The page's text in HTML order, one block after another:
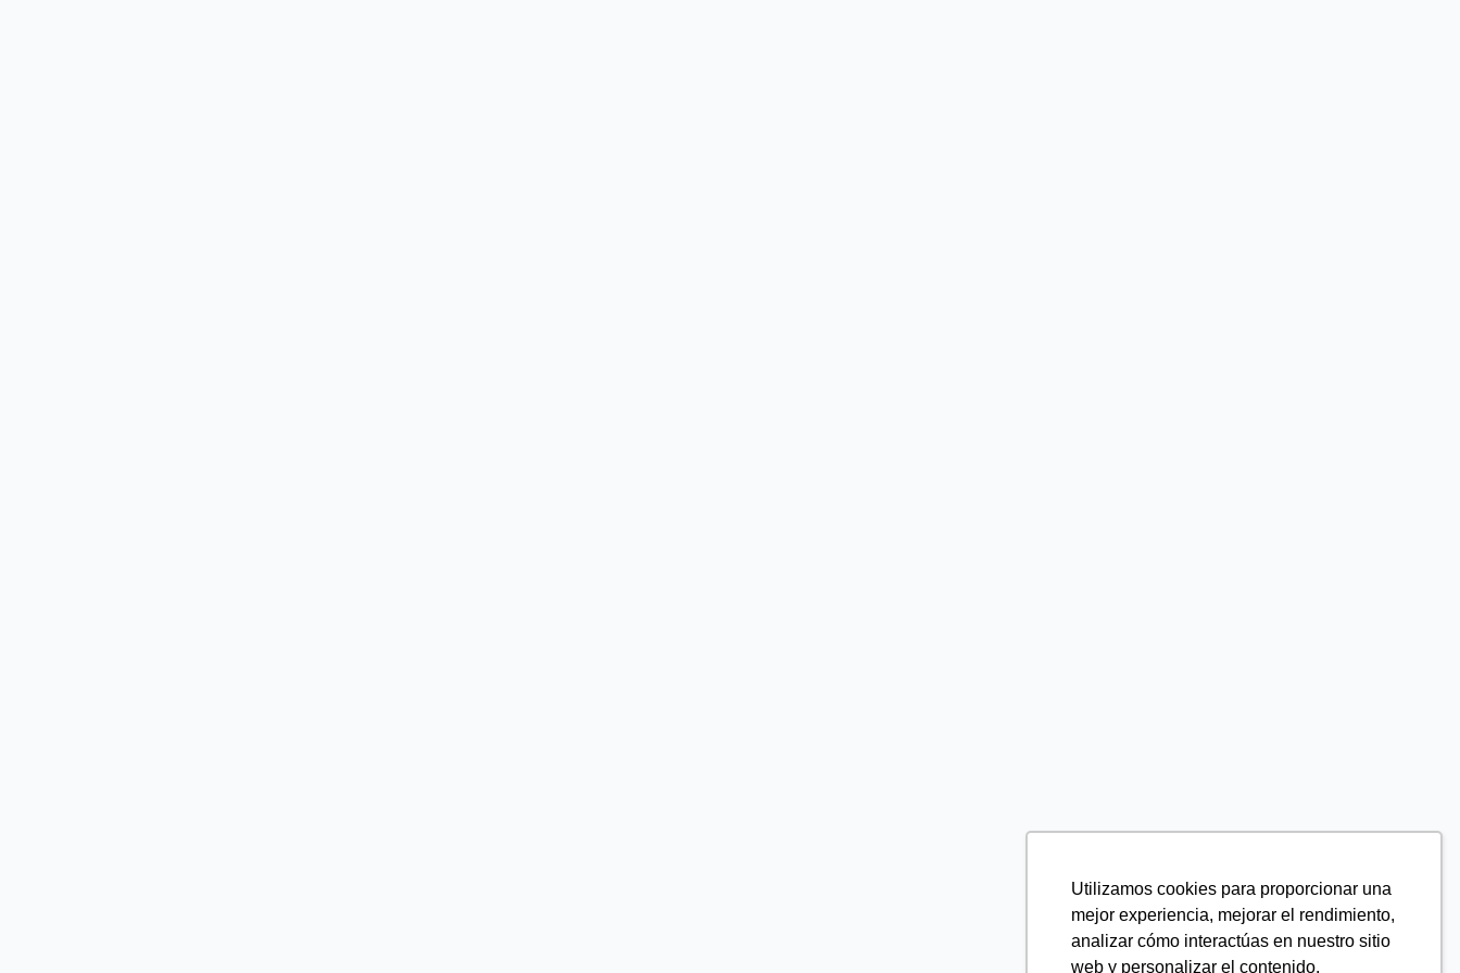
Utilizamos cookies para proporcionar una
mejor experiencia, mejorar el rendimiento,
analizar cómo interactúas en nuestro sitio
web y personalizar el contenido.